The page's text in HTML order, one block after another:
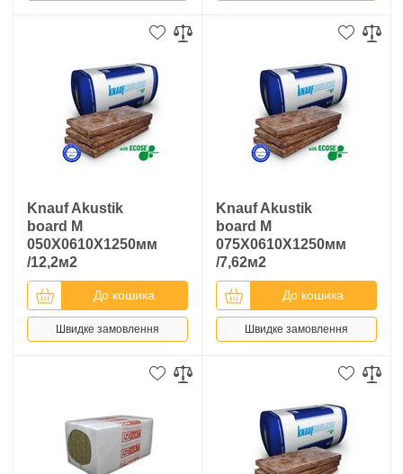
Knauf Akustik
board M
050X0610X1250мм
/12,2м2
До кошика
Швидке замовлення
Knauf Akustik
board M
075X0610X1250мм
/7,62м2
До кошика
Швидке замовлення